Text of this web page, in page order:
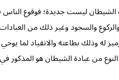
الشيطان ليست جديدة؛ فوقوع
والركوع والسجود وغير ذلك من
له وذلك بطاعته والانقياد لما
النوع من عبادة الشيطان هو